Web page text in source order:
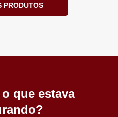
PRODUTOS
que estava